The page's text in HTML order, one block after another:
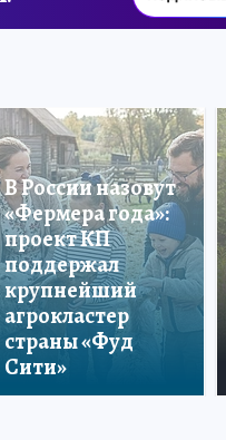
В России назовут
«Фермера года»:
проект КП
поддержал
крупнейший
агрокластер
страны «Фуд
Сити»